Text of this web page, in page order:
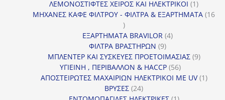
προϊόν
ΛΕΜΟΝΟΣΤΙΦΤΕΣ ΧΕΙΡΟΣ ΚΑΙ ΗΛΕΚΤΡΙΚΟΙ 11
προϊόν
ΜΗΧΑΝΕΣ ΚΑΦΕ ΦΙΛΤΡΟΥ - ΦΙΛΤΡΑ & ΕΞΑΡΤΗΜΑΤΑ 16
16
προϊόντα
ΕΞΑΡΤΗΜΑΤΑ BRAVILOR 44
ΦΙΛΤΡΑ ΒΡΑΣΤΗΡΩΝ 99
προϊόντα
ΜΠΛΕΝΤΕΡ ΚΑΙ ΣΥΣΚΕΥΕΣ ΠΡΟΕΤΟΙΜΑΣΙΑΣ 99
ΥΓΙΕΙΝΗ , ΠΕΡΙΒΑΛΛΟΝ & HACCP 5656
προϊόντα
ΑΠΟΣΤΕΙΡΩΤΕΣ ΜΑΧΑΙΡΙΩΝ ΗΛΕΚΤΡΙΚΟΙ ΜΕ UV 11
ΒΡΥΣΕΣ 2424
προϊόντα 1